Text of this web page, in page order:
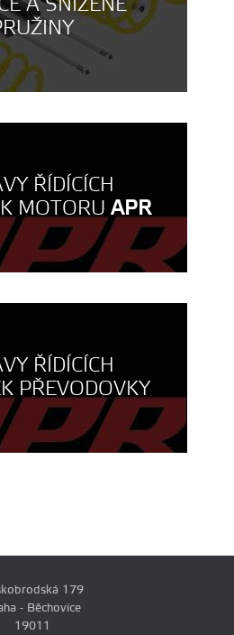
A SNÍŽENÉ
ŘÍDÍCÍCH
MOTORUAPR
ŘÍDÍCÍCH
PŘEVODOVKY
179
- Běchovice
19011